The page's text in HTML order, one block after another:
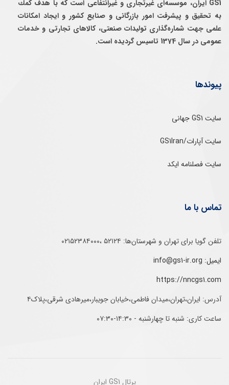
GS1 ایران، موسسه‌ای غيرتجاری و غيرانتفاعی است كه با هدف كمك
به تحقيق و پيشرفت امور بازرگانی و صنايع كشور و ايجاد امكانات
علمی جهت شماره‌گذاری توليدات صنعتی، كالاهای تجارتی و خدمات
عمومی در سال 1374 تاسيس گرديده است.
پیوندها
سایت GS1 جهانی
سایت آپارات/GS1Iran
سایت فصلنامه ایکد
تماس با ما
تلفن‌ گویا برای‌ تهران‌‌ و‌ شهرستان‌ها:‌ ۵۲۱۲۴ ،۰۲۱۵۲۳۸۴۰۰۰
ایمیل: info@gs1-ir.org
https://nncgs1.com
آدرس: ایران،تهران،میدان فاطمی،خیابان جویبار،میرهادی شرقی،پلاک۴
ساعت کاری: شنبه تا چهارشنبه - ۱۴:۳۰-۰۷:۳۰
پرتال GS1 ایران